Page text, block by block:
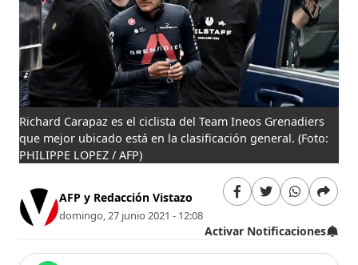
Richard Carapaz es el ciclista del Team Ineos Grenadiers
que mejor ubicado está en la clasificación general. (Foto:
PHILIPPE LOPEZ / AFP)
AFP y Redacción Vistazo
domingo, 27 junio 2021 - 12:08
Activar Notificaciones